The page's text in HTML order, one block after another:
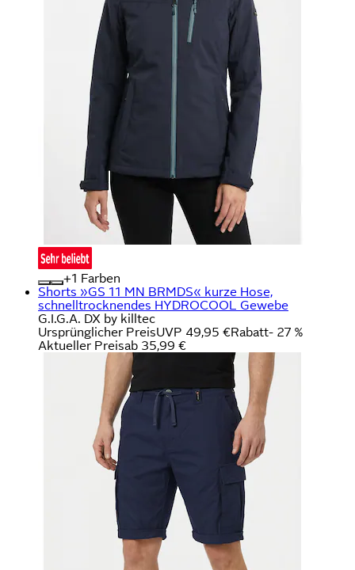
+
Farben
Shorts »GS 11 MN BRMDS« kurze Hose,
schnelltrocknendes HYDROCOOL Gewebe
G.I.G.A. DX by killtec
Ursprünglicher PreisUVP 49,95 €Rabatt- 27 %
Aktueller Preisab 35,99 €